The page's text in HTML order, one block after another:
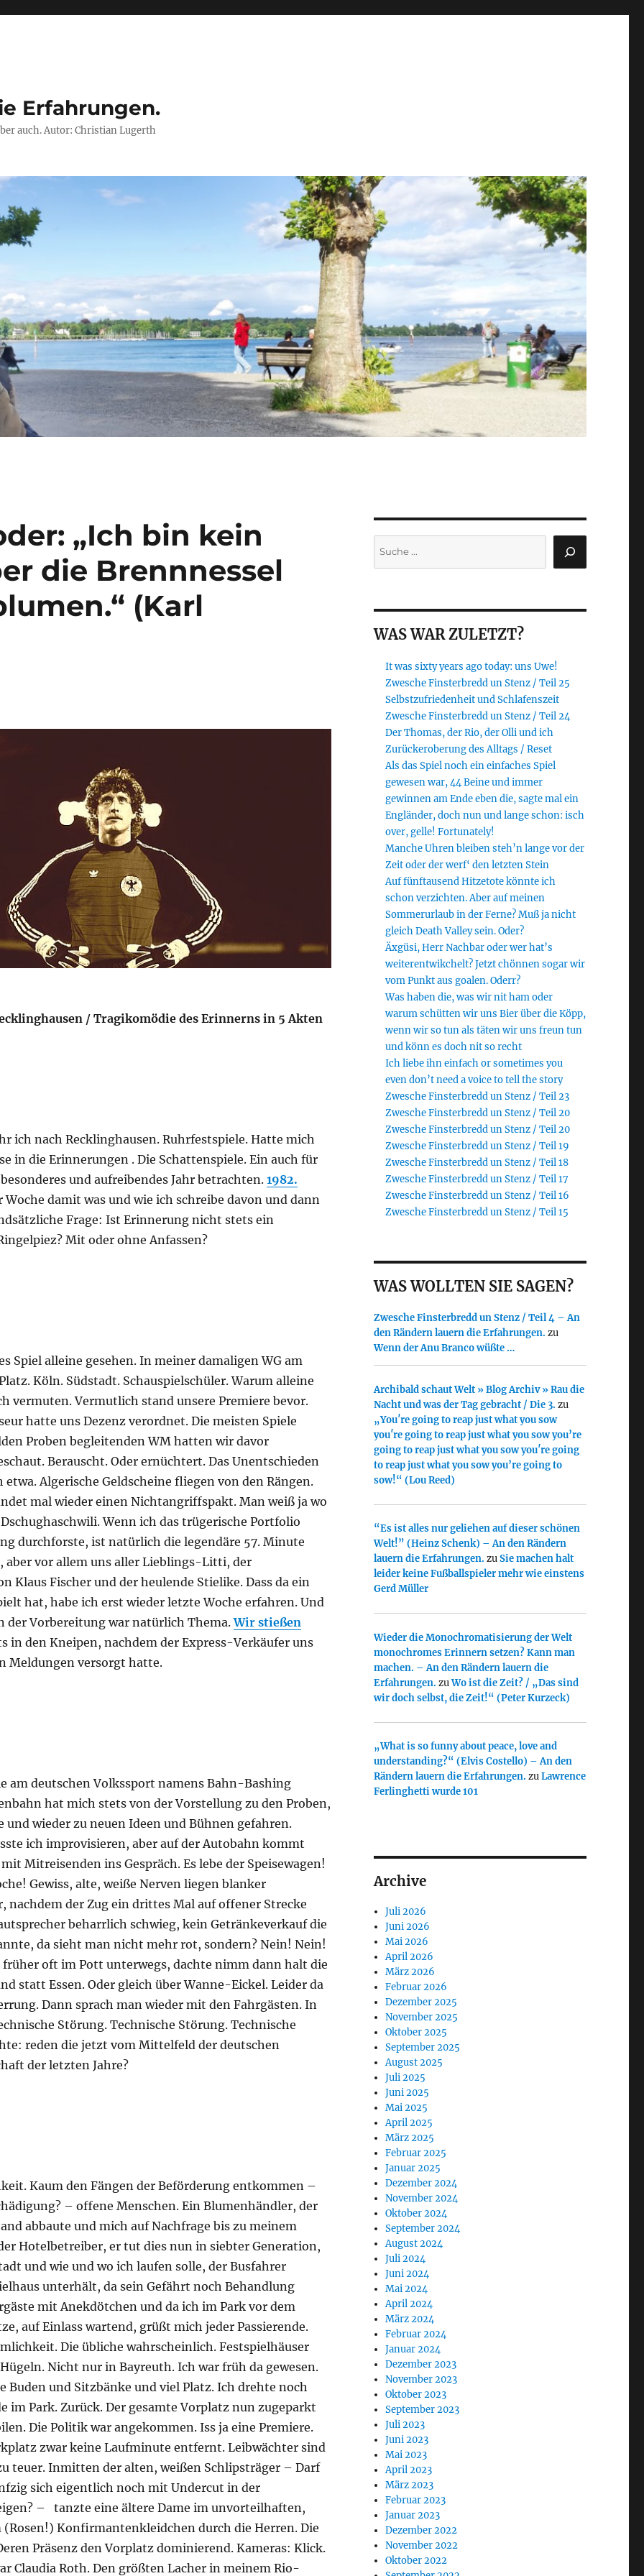
Erfahrungen.
auch. Autor: Christian Lugerth
„Ich bin kein
die Brennnessel
(Karl
/ Tragikomödie des Erinnerns in 5 Akten
ich nach Recklinghausen. Ruhrfestspiele. Hatte mich
in die Erinnerungen . Die Schattenspiele. Ein auch für
und aufreibendes Jahr betrachten.1982.
Woche damit was und wie ich schreibe davon und dann
Frage: Ist Erinnerung nicht stets ein
Mit oder ohne Anfassen?
Spiel alleine gesehen. In meiner damaligen WG am
Köln. Südstadt. Schauspielschüler. Warum alleine
vermuten. Vermutlich stand unsere Premiere bevor.
hatte uns Dezenz verordnet. Die meisten Spiele
Proben begleitenden WM hatten wir davor
Berauscht. Oder ernüchtert. Das Unentschieden
etwa. Algerische Geldscheine fliegen von den Rängen.
mal wieder einen Nichtangriffspakt. Man weiß ja wo
Wenn ich das trügerische Portfolio
durchforste, ist natürlich die legendäre 57. Minute
aber vor allem uns aller Lieblings-Litti, der
Klaus Fischer und der heulende Stielike. Dass da ein
hat, habe ich erst wieder letzte Woche erfahren. Und
der Vorbereitung war natürlich Thema.Wir stießen
in den Kneipen, nachdem der Express-Verkäufer uns
Meldungen versorgt hatte.
am deutschen Volkssport namens Bahn-Bashing
hat mich stets von der Vorstellung zu den Proben,
und wieder zu neuen Ideen und Bühnen gefahren.
ich improvisieren, aber auf der Autobahn kommt
Mitreisenden ins Gespräch. Es lebe der Speisewagen!
Gewiss, alte, weiße Nerven liegen blanker
nachdem der Zug ein drittes Mal auf offener Strecke
beharrlich schwieg, kein Getränkeverkauf die
da sieht man nicht mehr rot, sondern? Nein! Nein!
oft im Pott unterwegs, dachte nimm dann halt die
statt Essen. Oder gleich über Wanne-Eickel. Leider da
Dann sprach man wieder mit den Fahrgästen. In
Störung. Technische Störung. Technische
reden die jetzt vom Mittelfeld der deutschen
der letzten Jahre?
Kaum den Fängen der Beförderung entkommen –
– offene Menschen. Ein Blumenhändler, der
abbaute und mich auf Nachfrage bis zu meinem
Hotelbetreiber, er tut dies nun in siebter Generation,
und wie und wo ich laufen solle, der Busfahrer
unterhält, da sein Gefährt noch Behandlung
mit Anekdötchen und da ich im Park vor dem
auf Einlass wartend, grüßt mich jeder Passierende.
Die übliche wahrscheinlich. Festspielhäuser
Nicht nur in Bayreuth. Ich war früh da gewesen.
Buden und Sitzbänke und viel Platz. Ich drehte noch
im Park. Zurück. Der gesamte Vorplatz nun zugeparkt
Die Politik war angekommen. Iss ja eine Premiere.
zwar keine Laufminute entfernt. Leibwächter sind
teuer. Inmitten der alten, weißen Schlipsträger – Darf
sich eigentlich noch mit Undercut in der
– tanzte eine ältere Dame im unvorteilhaften,
Konfirmantenkleidchen durch die Herren. Die
Präsenz den Vorplatz dominierend. Kameras: Klick.
Claudia Roth. Den größten Lacher in meinem Rio-
WAS WAR ZULETZT?
It was sixty years ago today: uns Uwe!
Zwesche Finsterbredd un Stenz / Teil 25
Selbstzufriedenheit und Schlafenszeit
Zwesche Finsterbredd un Stenz / Teil 24
Der Thomas, der Rio, der Olli und ich
Zurückeroberung des Alltags / Reset
Als das Spiel noch ein einfaches Spiel
gewesen war, 44 Beine und immer
gewinnen am Ende eben die, sagte mal ein
Engländer, doch nun und lange schon: isch
over, gelle! Fortunately!
Manche Uhren bleiben steh’n lange vor der
Zeit oder der werf‘ den letzten Stein
Auf fünftausend Hitzetote könnte ich
schon verzichten. Aber auf meinen
Sommerurlaub in der Ferne? Muß ja nicht
gleich Death Valley sein. Oder?
Äxgüsi, Herr Nachbar oder wer hat’s
weiterentwikchelt? Jetzt chönnen sogar wir
vom Punkt aus goalen. Oderr?
Was haben die, was wir nit ham oder
warum schütten wir uns Bier über die Köpp,
wenn wir so tun als täten wir uns freun tun
und könn es doch nit so recht
Ich liebe ihn einfach or sometimes you
even don’t need a voice to tell the story
Zwesche Finsterbredd un Stenz / Teil 23
Zwesche Finsterbredd un Stenz / Teil 20
Zwesche Finsterbredd un Stenz / Teil 20
Zwesche Finsterbredd un Stenz / Teil 19
Zwesche Finsterbredd un Stenz / Teil 18
Zwesche Finsterbredd un Stenz / Teil 17
Zwesche Finsterbredd un Stenz / Teil 16
Zwesche Finsterbredd un Stenz / Teil 15
WAS WOLLTEN SIE SAGEN?
Zwesche Finsterbredd un Stenz / Teil 4 – An
den Rändern lauern die Erfahrungen. zu
Wenn der Anu Branco wüßte …
Archibald schaut Welt » Blog Archiv » Rau die
Nacht und was der Tag gebracht / Die 3. zu
„You′re going to reap just what you sow
you′re going to reap just what you sow you’re
going to reap just what you sow you′re going
to reap just what you sow you’re going to
sow!“ (Lou Reed)
“Es ist alles nur geliehen auf dieser schönen
Welt!” (Heinz Schenk) – An den Rändern
lauern die Erfahrungen. zuSie machen halt
leider keine Fußballspieler mehr wie einstens
Gerd Müller
Wieder die Monochromatisierung der Welt
monochromes Erinnern setzen? Kann man
machen. – An den Rändern lauern die
Erfahrungen. zuWo ist die Zeit? / „Das sind
wir doch selbst, die Zeit!“ (Peter Kurzeck)
„What is so funny about peace, love and
understanding?“ (Elvis Costello) – An den
Rändern lauern die Erfahrungen. zuLawrence
Ferlinghetti wurde 101
Archive
Juli 2026
Juni 2026
Mai 2026
April 2026
März 2026
Februar 2026
Dezember 2025
November 2025
Oktober 2025
September 2025
August 2025
Juli 2025
Juni 2025
Mai 2025
April 2025
März 2025
Februar 2025
Januar 2025
Dezember 2024
November 2024
Oktober 2024
September 2024
August 2024
Juli 2024
Juni 2024
Mai 2024
April 2024
März 2024
Februar 2024
Januar 2024
Dezember 2023
November 2023
Oktober 2023
September 2023
Juli 2023
Juni 2023
Mai 2023
April 2023
März 2023
Februar 2023
Januar 2023
Dezember 2022
November 2022
Oktober 2022